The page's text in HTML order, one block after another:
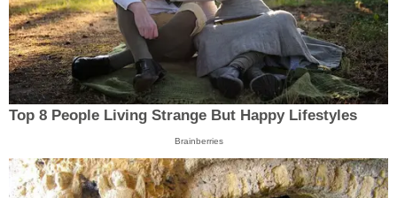
Top 8 People Living Strange But Happy Lifestyles
Brainberries